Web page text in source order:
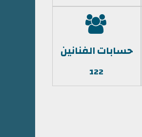
حسابات الفنانين
122